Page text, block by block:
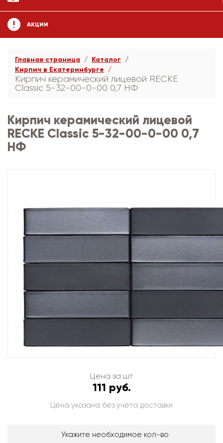
АКЦИИ
Главная страница
Каталог
Кирпич в Екатеринбурге
Кирпич керамический лицевой RECKE
Сlassic 5-32-00-0-00 0,7 НФ
Кирпич керамический лицевой
RECKE Сlassic 5-32-00-0-00 0,7
НФ
Цена за шт
111 руб.
Цена указана без учёта доставки
Укажите необходимое кол-во